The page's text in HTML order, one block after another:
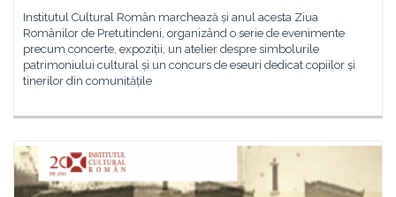
Institutul Cultural Român marchează și anul acesta Ziua
Românilor de Pretutindeni, organizând o serie de evenimente
precum concerte, expoziții, un atelier despre simbolurile
patrimoniului cultural și un concurs de eseuri dedicat copiilor și
tinerilor din comunitățile